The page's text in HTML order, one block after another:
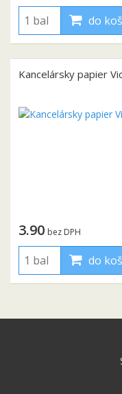
do
Kancelársky papier
3.90 bez DPH
do